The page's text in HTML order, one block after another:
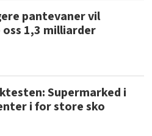
pantevaner vil
1,3 milliarder
Supermarked i
i for store sko